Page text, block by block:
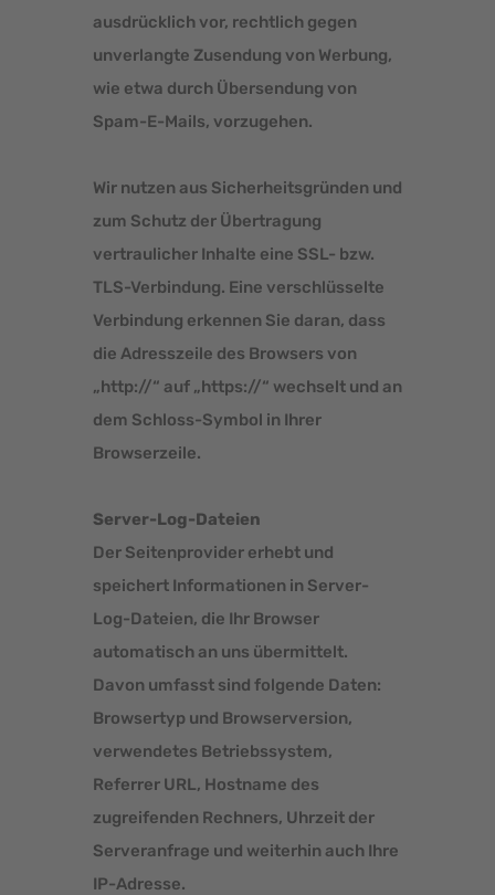
ausdrücklich vor, rechtlich gegen
unverlangte Zusendung von Werbung,
wie etwa durch Übersendung von
Spam-E-Mails, vorzugehen.
Wir nutzen aus Sicherheitsgründen und
zum Schutz der Übertragung
vertraulicher Inhalte eine SSL- bzw.
TLS-Verbindung. Eine verschlüsselte
Verbindung erkennen Sie daran, dass
die Adresszeile des Browsers von
„http://“ auf „https://“ wechselt und an
dem Schloss-Symbol in Ihrer
Browserzeile.
Server-Log-Dateien
Der Seitenprovider erhebt und
speichert Informationen in Server-
Log-Dateien, die Ihr Browser
automatisch an uns übermittelt.
Davon umfasst sind folgende Daten:
Browsertyp und Browserversion,
verwendetes Betriebssystem,
Referrer URL, Hostname des
zugreifenden Rechners, Uhrzeit der
Serveranfrage und weiterhin auch Ihre
IP-Adresse.